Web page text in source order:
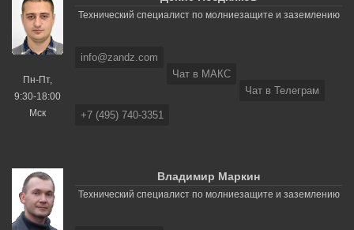
Пн-Пт,
9:30-18:00
Мск
Технический специалист по молниезащите и заземлению
info@zandz.com
Чат в МАКС
Чат в Телеграм
+7 (495) 740-3351
Владимир Маркин
Технический специалист по молниезащите и заземлению